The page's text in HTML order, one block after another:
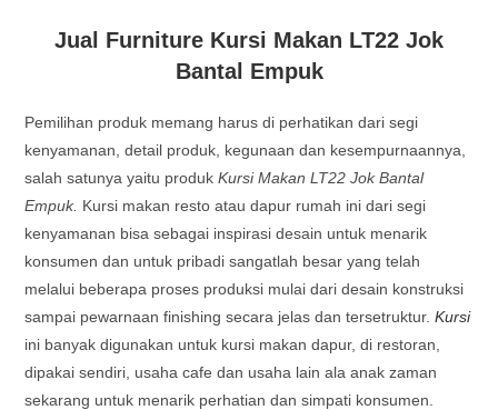
Jual Furniture Kursi Makan LT22 Jok
Bantal Empuk
Pemilihan produk memang harus di perhatikan dari segi
kenyamanan, detail produk, kegunaan dan kesempurnaannya,
salah satunya yaitu produkKursi Makan LT22 Jok Bantal
Empuk. Kursi makan resto atau dapur rumah ini dari segi
kenyamanan bisa sebagai inspirasi desain untuk menarik
konsumen dan untuk pribadi sangatlah besar yang telah
melalui beberapa proses produksi mulai dari desain konstruksi
sampai pewarnaan finishing secara jelas dan tersetruktur.Kursi
ini banyak digunakan untuk kursi makan dapur, di restoran,
dipakai sendiri, usaha cafe dan usaha lain ala anak zaman
sekarang untuk menarik perhatian dan simpati konsumen.